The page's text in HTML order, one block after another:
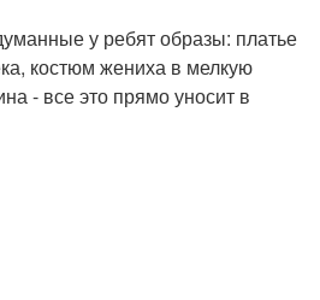
у ребят образы: платье
костюм жениха в мелкую
- все это прямо уносит в